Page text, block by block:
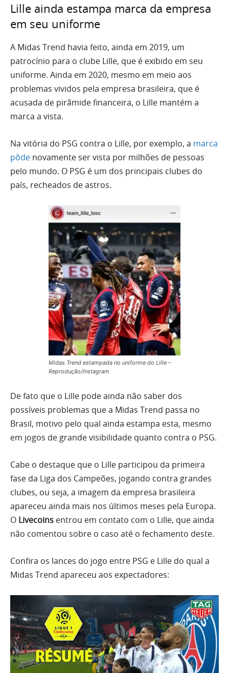
Lille ainda estampa marca da empresa
em seu uniforme
A Midas Trend havia feito, ainda em 2019, um
patrocínio para o clube Lille, que é exibido em seu
uniforme. Ainda em 2020, mesmo em meio aos
problemas vividos pela empresa brasileira, que é
acusada de pirâmide financeira, o Lille mantém a
marca a vista.
Na vitória do PSG contra o Lille, por exemplo, a marca
pôde novamente ser vista por milhões de pessoas
pelo mundo. O PSG é um dos principais clubes do
país, recheados de astros.
Midas Trend estampada no uniforme do Lille –
Reprodução/Instagram
De fato que o Lille pode ainda não saber dos
possíveis problemas que a Midas Trend passa no
Brasil, motivo pelo qual ainda estampa esta, mesmo
em jogos de grande visibilidade quanto contra o PSG.
Cabe o destaque que o Lille participou da primeira
fase da Liga dos Campeões, jogando contra grandes
clubes, ou seja, a imagem da empresa brasileira
apareceu ainda mais nos últimos meses pela Europa.
O Livecoins entrou em contato com o Lille, que ainda
não comentou sobre o caso até o fechamento deste.
Confira os lances do jogo entre PSG e Lille do qual a
Midas Trend apareceu aos expectadores: